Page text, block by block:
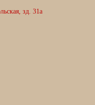
зд. 31а